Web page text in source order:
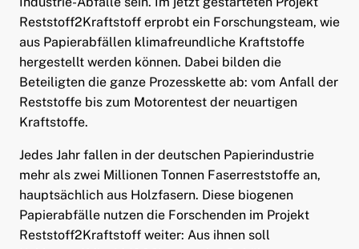
Reststoff2Kraftstoff erprobt ein Forschungsteam, wie
aus Papierabfällen klimafreundliche Kraftstoffe
hergestellt werden können. Dabei bilden die
Beteiligten die ganze Prozesskette ab: vom Anfall der
Reststoffe bis zum Motorentest der neuartigen
Kraftstoffe.
Jedes Jahr fallen in der deutschen Papierindustrie
mehr als zwei Millionen Tonnen Faserreststoffe an,
hauptsächlich aus Holzfasern. Diese biogenen
Papierabfälle nutzen die Forschenden im Projekt
Reststoff2Kraftstoff weiter: Aus ihnen soll